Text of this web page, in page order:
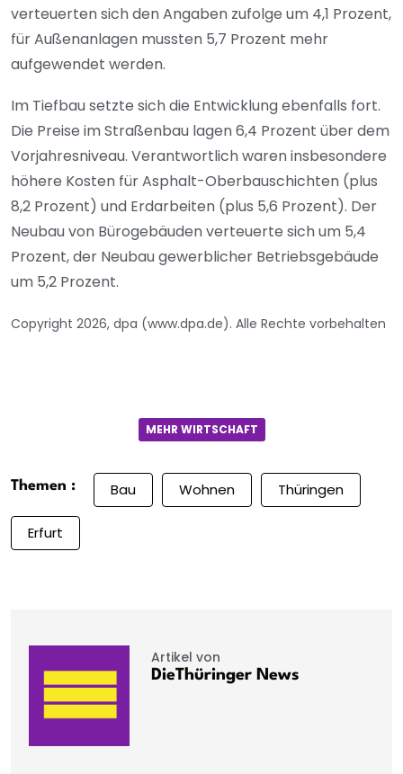
verteuerten sich den Angaben zufolge um 4,1 Prozent,
für Außenanlagen mussten 5,7 Prozent mehr
aufgewendet werden.
Im Tiefbau setzte sich die Entwicklung ebenfalls fort.
Die Preise im Straßenbau lagen 6,4 Prozent über dem
Vorjahresniveau. Verantwortlich waren insbesondere
höhere Kosten für Asphalt-Oberbauschichten (plus
8,2 Prozent) und Erdarbeiten (plus 5,6 Prozent). Der
Neubau von Bürogebäuden verteuerte sich um 5,4
Prozent, der Neubau gewerblicher Betriebsgebäude
um 5,2 Prozent.
Copyright 2026, dpa (www.dpa.de). Alle Rechte vorbehalten
MEHR WIRTSCHAFT
Themen : Bau Wohnen Thüringen
Erfurt
Artikel von
DieThüringer News